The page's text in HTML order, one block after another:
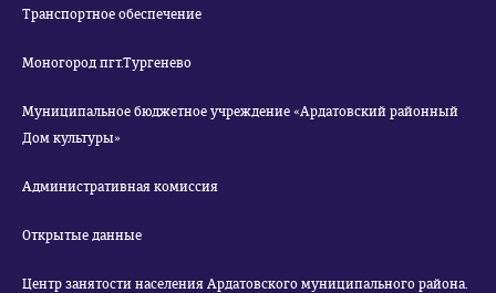
Транспортное обеспечение
Моногород пгт.Тургенево
Муниципальное бюджетное учреждение «Ардатовский районный
Дом культуры»
Административная комиссия
Открытые данные
Центр занятости населения Ардатовского муниципального района.